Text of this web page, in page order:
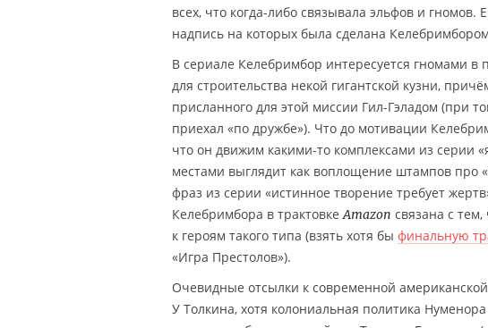
всех, что когда-либо связывала эльфов и
надпись на которых была сделана
В сериале Келебримбор интересуется гномами
для строительства некой гигантской кузни,
присланного для этой миссии Гил-Гэладом (при
приехал «по дружбе»). Что до мотивации
что он движим какими-то комплексами из серии
местами выглядит как воплощение штампов про
фраз из серии «истинное творение требует
Келебримбора в трактовке Amazon связана с
к героям такого типа (взять хотя бы финальную
«Игра Престолов»).
Очевидные отсылки к современной
У Толкина, хотя колониальная политика